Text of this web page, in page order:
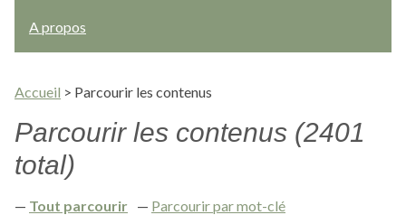
A propos
Accueil > Parcourir les contenus
Parcourir les contenus (2401
total)
Tout parcourir
Parcourir par mot-clé